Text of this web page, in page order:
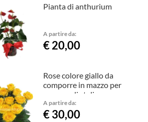
Pianta di anthurium
A partire da:
€ 20,00
Rose colore giallo da
comporre in mazzo per
numero di steli.
A partire da:
€ 30,00